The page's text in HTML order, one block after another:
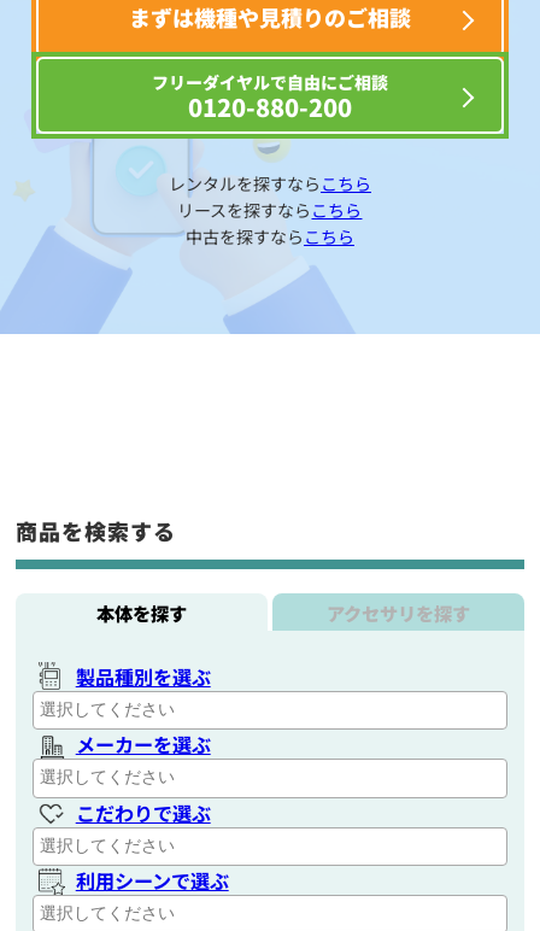
まずは機種や見積りのご相談
フリーダイヤルで自由にご相談
0120-880-200
レンタルを探すなら こちら
リースを探すなら こちら
中古を探すなら こちら
商品を検索する
本体を探す アクセサリを探す
製品種別を選ぶ
メーカーを選ぶ
こだわりで選ぶ
利用シーンで選ぶ